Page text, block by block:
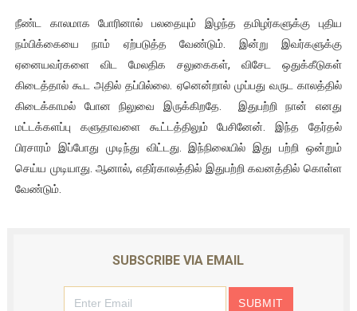
நீண்ட காலமாக போரினால் பலதையும் இழந்த தமிழர்களுக்கு புதிய
நம்பிக்கையை நாம் ஏற்படுத்த வேண்டும். இன்று இவர்களுக்கு
ஏனையவர்களை விட மேலதிக சலுகைகள், விசேட ஒதுக்கீடுகள்
கிடைத்தால் கூட அதில் தப்பில்லை. ஏனென்றால் முப்பது வருட காலத்தில்
கிடைக்காமல் போன நிலுவை இருக்கிறதே. இதுபற்றி நான் எனது
மட்டக்களப்பு களுதாவளை கூட்டத்திலும் பேசினேன். இந்த தேர்தல்
பிரசாரம் இப்போது முடிந்து விட்டது. இந்நிலையில் இது பற்றி ஒன்றும்
செய்ய முடியாது. ஆனால், எதிர்காலத்தில் இதுபற்றி கவனத்தில் கொள்ள
வேண்டும்.
SUBSCRIBE VIA EMAIL